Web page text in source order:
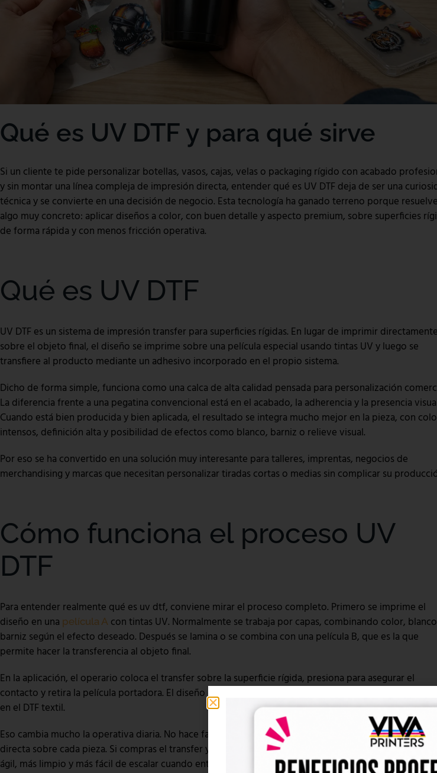
Qué es UV DTF y para qué sirve
Si un cliente te pide personalizar botellas, vasos, cajas, velas o packaging rígido con acabado
y sin montar una línea compleja de impresión directa, entender qué es UV DTF deja de ser una
técnica y se convierte en una decisión de negocio. Esta tecnología ha ganado terreno porque resuelve
algo muy concreto: aplicar diseños a color, con buen detalle y aspecto premium, sobre superficies
de forma rápida y con menos fricción operativa.
Qué es UV DTF
UV DTF es un sistema de impresión transfer para superficies rígidas. En lugar de imprimir directamente
sobre el objeto final, el diseño se imprime sobre una película especial usando tintas UV y luego se
transfiere al producto mediante un adhesivo incorporado en el propio sistema.
Dicho de forma simple, funciona como una calca de alta calidad pensada para personalización
La diferencia frente a una pegatina convencional está en el acabado, la adherencia y la presencia
Cuando está bien producida y bien aplicada, el resultado se integra mucho mejor en la pieza, con
intensos, definición alta y posibilidad de efectos como blanco, barniz o relieve visual.
Por eso se ha convertido en una solución muy interesante para talleres, imprentas, negocios de
merchandising y marcas que necesitan personalizar tiradas cortas o medias sin complicar su
Cómo funciona el proceso UV
DTF
Para entender realmente qué es uv dtf, conviene mirar el proceso completo. Primero se imprime el
diseño en una película A con tintas UV. Normalmente se trabaja por capas, combinando color,
barniz según el efecto deseado. Después se lamina o se combina con una película B, que es la que
permite hacer la transferencia al objeto final.
En la aplicación, el operario coloca el transfer sobre la superficie rígida, presiona para asegurar el
contacto y retira la película portadora. El diseño queda adherido al producto sin necesidad de calor
en el DTF textil.
Eso cambia mucho la operativa diaria. No hace falta una plancha térmica ni una máquina de impresión
directa sobre cada pieza. Si compras el transfer ya impreso, el proceso de personalización se vuelve
ágil, más limpio y más fácil de escalar cuando entran pedidos variados.